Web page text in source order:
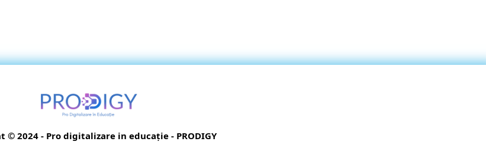
© 2024 - Pro digitalizare in educație - PRODIGY